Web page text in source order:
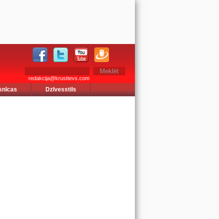
redakcija@krusttevs.com
Dzīvesstils